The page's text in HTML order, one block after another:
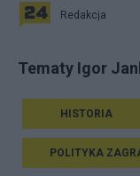
Redakcja
Tematy Igor
HISTORIA
POLITYKA